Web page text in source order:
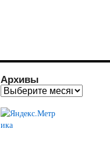
Архивы